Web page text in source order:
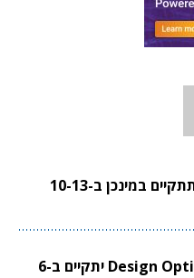
תערוכת electronica 2026 תתקיים במינכן ב-10-13
וובינר סינופסיס ל-Design Optimization יתקיים ב-6